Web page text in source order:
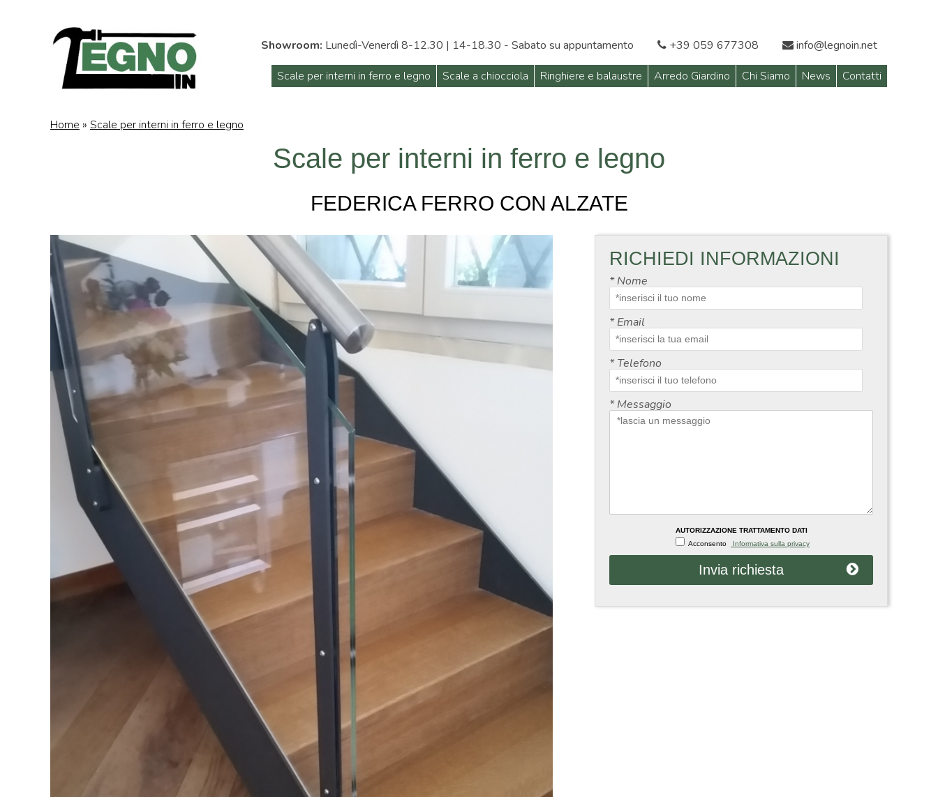
Showroom: Lunedì-Venerdì 8-12.30 | 14-18.30 - Sabato su appuntamento +39 059 677308
info@legnoin.net
Scale per interni in ferro e legno
Scale a chiocciola Ringhiere e balaustre Arredo Giardino Chi Siamo News Contatti
Home » Scale per interni in ferro e legno
Scale per interni in ferro e legno
FEDERICA FERRO CON ALZATE
RICHIEDI INFORMAZIONI
*Nome
*Email
*Telefono
*Messaggio
AUTORIZZAZIONE TRATTAMENTO DATI
Acconsento
Informativa sulla privacy
Invia richiesta